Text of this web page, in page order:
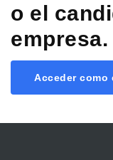
o el
empresa.
Acceder como